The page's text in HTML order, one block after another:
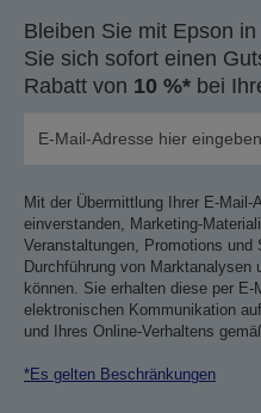
Bleiben Sie mit Epson
Sie sich sofort einen
Rabatt von 10 %* bei
Mit der Übermittlung Ihrer E-
einverstanden, Marketing-
Veranstaltungen, Promotions
Durchführung von Marktanalysen
können. Sie erhalten diese per E-
elektronischen Kommunikation
und Ihres Online-Verhaltens
*Es gelten Beschränkungen